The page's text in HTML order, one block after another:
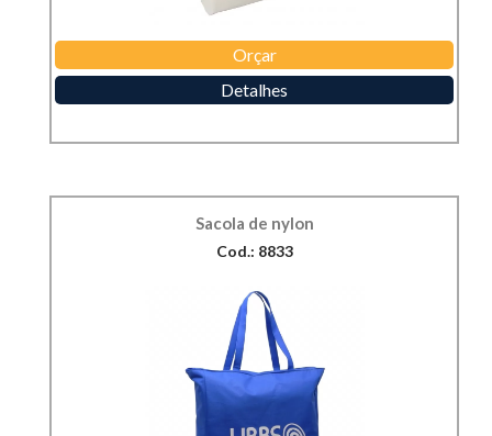
Orçar
Detalhes
Sacola de nylon
Cod.: 8833